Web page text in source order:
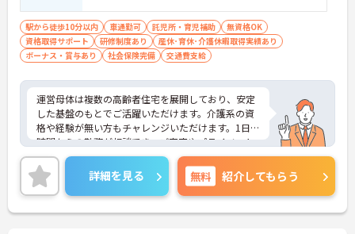
駅から徒歩10分以内 車通勤可 託児所・育児補助
無資格OK
資格取得サポート
研修制度あり
産休･育休･介護休暇取得実績あり
ボーナス・賞与あり
社会保険完備 交通費支給
運営母体は複数の高齢者住宅を展開しており、安定
した基盤のもとでご活躍いただけます。介護系の資
格や経験が無い方もチャレンジいただけます。1日4
時間からの勤務が相談でき、ご家庭やプライベート
との両立もしやすい環境です。賞与（年2回、諸条件
あり）や昇給の実績もあり、あなたの頑張りがしっ
かりと評価されます。無料の社員給食（1日1食）
や、育休からの復職をサポートする育児給付金+
（プラス）制度（最大10万円）、資格取得支援制度
詳細を見る 無料 紹介してもらう